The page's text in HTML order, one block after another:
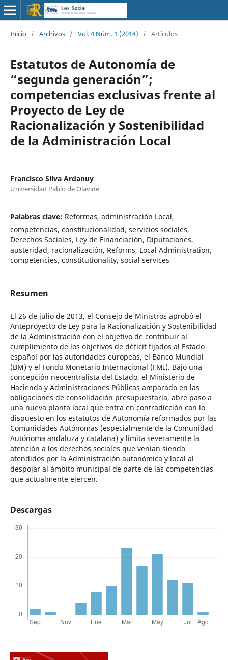
Inicio / Archivos / Vol. 4 Núm. 1 (2014) / Artículos
Estatutos de Autonomía de
“segunda generación”;
competencias exclusivas frente al
Proyecto de Ley de
Racionalización y Sostenibilidad
de la Administración Local
Francisco Silva Ardanuy
Universidad Pablo de Olavide
Palabras clave: Reformas, administración Local,
competencias, constitucionalidad, servicios sociales,
Derechos Sociales, Ley de Financiación, Diputaciones,
austeridad, racionalización, Reforms, Local Administration,
competencies, constitutionality, social services
Resumen
El 26 de julio de 2013, el Consejo de Ministros aprobó el
Anteproyecto de Ley para la Racionalización y Sostenibilidad
de la Administración con el objetivo de contribuir al
cumplimiento de los objetivos de déficit fijados al Estado
español por las autoridades europeas, el Banco Mundial
(BM) y el Fondo Monetario Internacional (FMI). Bajo una
concepción neocentralista del Estado, el Ministerio de
Hacienda y Administraciones Públicas amparado en las
obligaciones de consolidación presupuestaria, abre paso a
una nueva planta local que entra en contradicción con lo
dispuesto en los estatutos de Autonomía reformados por las
Comunidades Autónomas (especialmente de la Comunidad
Autónoma andaluza y catalana) y limita severamente la
atención a los derechos sociales que venían siendo
atendidos por la Administración autonómica y local al
despojar al ámbito municipal de parte de las competencias
que actualmente ejercen.
Descargas